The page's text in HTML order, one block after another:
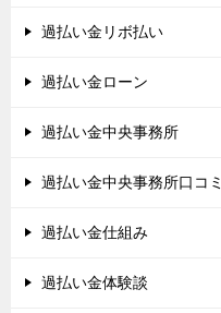
過払い金リボ払い
過払い金ローン
過払い金中央事務所
過払い金中央事務所口コミ
過払い金仕組み
過払い金体験談